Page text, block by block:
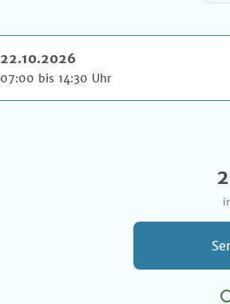
22.10.2026
07:00 bis 14:30 Uhr